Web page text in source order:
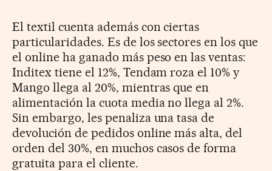
El textil cuenta además con ciertas
particularidades. Es de los sectores en los que
el online ha ganado más peso en las ventas:
Inditex tiene el 12%, Tendam roza el 10% y
Mango llega al 20%, mientras que en
alimentación la cuota media no llega al 2%.
Sin embargo, les penaliza una tasa de
devolución de pedidos online más alta, del
orden del 30%, en muchos casos de forma
gratuita para el cliente.